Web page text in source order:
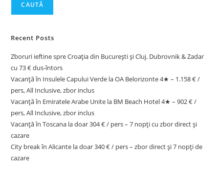
CAUTĂ
Recent Posts
Zboruri ieftine spre Croația din București și Cluj. Dubrovnik & Zadar
cu 73 € dus-întors
Vacanță în Insulele Capului Verde la OA Belorizonte 4★ – 1.158 € /
pers, All Inclusive, zbor inclus
Vacanță în Emiratele Arabe Unite la BM Beach Hotel 4★ – 902 € /
pers, All Inclusive, zbor inclus
Vacanță în Toscana la doar 304 € / pers – 7 nopți cu zbor direct și
cazare
City break în Alicante la doar 340 € / pers – zbor direct și 7 nopți de
cazare